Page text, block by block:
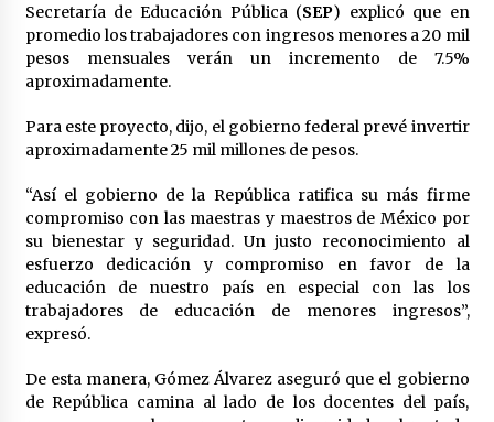
Trump asegura que barcos cargados de
petróleo están empezando a salir de Ormuz
2 meses atrás
México libraría posible arancel de EE.UU. en
85% de sus exportaciones
2 meses atrás
Secretaría de Educación Pública (SEP) explicó que en
promedio los trabajadores con ingresos menores a 20 mil
pesos mensuales verán un incremento de 7.5%
aproximadamente.
Para este proyecto, dijo, el gobierno federal prevé invertir
aproximadamente 25 mil millones de pesos.
“Así el gobierno de la República ratifica su más firme
compromiso con las maestras y maestros de México por
su bienestar y seguridad. Un justo reconocimiento al
esfuerzo dedicación y compromiso en favor de la
educación de nuestro país en especial con las los
trabajadores de educación de menores ingresos”,
expresó.
De esta manera, Gómez Álvarez aseguró que el gobierno
de República camina al lado de los docentes del país,